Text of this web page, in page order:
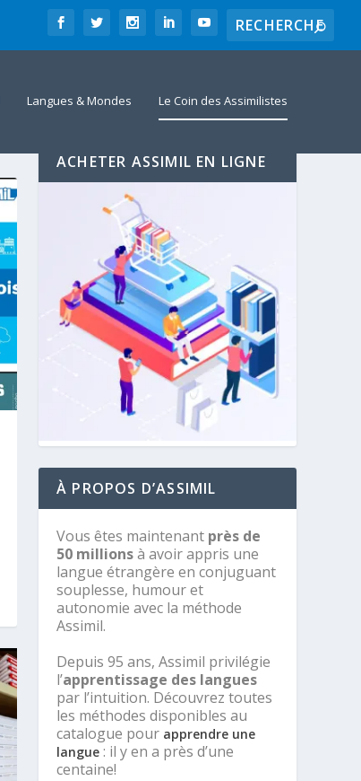
Langues & Mondes Le Coin des Assimilistes
ACHETER ASSIMIL EN LIGNE
À PROPOS D’ASSIMIL
Vous êtes maintenant près de
50 millionsà avoir appris une
langue étrangère en conjuguant
souplesse, humour et
autonomie avec la méthode
Assimil.
Depuis 95 ans, Assimil privilégie
l’apprentissage des langues
par l’intuition. Découvrez toutes
les méthodes disponibles au
catalogue pour apprendre une
langue : il y en a près d’une
centaine!